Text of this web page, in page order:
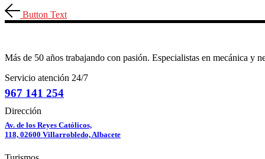
Button Text
Más de 50 años trabajando con pasión. Especialistas en mecánica y
Servicio atención 24/7
967 141 254
Dirección
Av. de los Reyes Católicos,
118, 02600 Villarrobledo, Albacete